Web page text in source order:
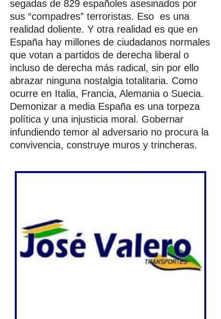
segadas de 829 españoles asesinados por
sus “compadres” terroristas. Eso es una
realidad doliente. Y otra realidad es que en
España hay millones de ciudadanos normales
que votan a partidos de derecha liberal o
incluso de derecha más radical, sin por ello
abrazar ninguna nostalgia totalitaria. Como
ocurre en Italia, Francia, Alemania o Suecia.
Demonizar a media España es una torpeza
política y una injusticia moral. Gobernar
infundiendo temor al adversario no procura la
convivencia, construye muros y trincheras.